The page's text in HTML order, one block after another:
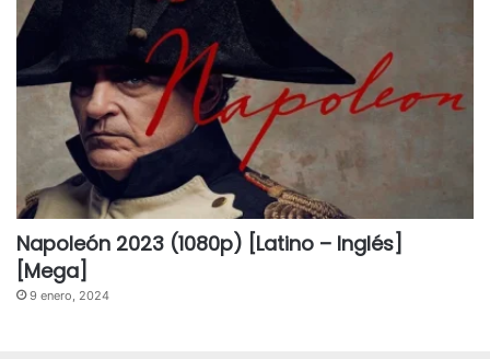
Napoleón 2023 (1080p) [Latino – Inglés]
[Mega]
9 enero, 2024